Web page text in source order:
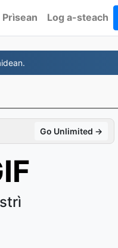
Prìsean Log a-steach
Go Unlimited →